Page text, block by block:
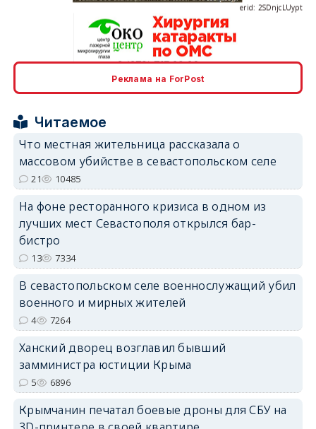
erid: 2SDnjdvhGXG
Реклама на ForPost
Читаемое
Что местная жительница рассказала о
массовом убийстве в севастопольском селе
21 10485
На фоне ресторанного кризиса в одном из
лучших мест Севастополя открылся бар-
бистро
13 7334
В севастопольском селе военнослужащий убил
военного и мирных жителей
4 7264
Ханский дворец возглавил бывший
замминистра юстиции Крыма
5 6896
Крымчанин печатал боевые дроны для СБУ на